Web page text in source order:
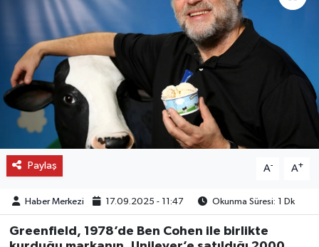
Paylaş A- A+
Haber Merkezi 17.09.2025 - 11:47 Okunma Süresi: 1 Dk
Greenfield, 1978’de Ben Cohen ile birlikte
SPOR
FİNANS